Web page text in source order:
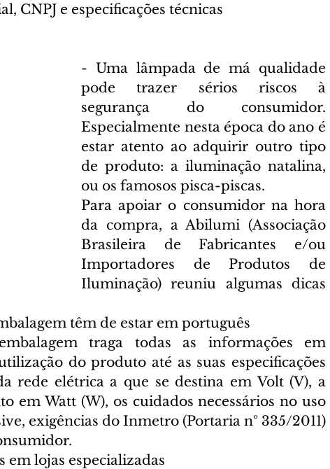
CNPJ e especificações técnicas
- Uma lâmpada de má qualidade
pode trazer sérios riscos à
segurança do consumidor.
Especialmente nesta época do ano é
estar atento ao adquirir outro tipo
de produto: a iluminação natalina,
ou os famosos pisca-piscas.
Para apoiar o consumidor na hora
da compra, a Abilumi (Associação
Brasileira de Fabricantes e/ou
Importadores de Produtos de
Iluminação) reuniu algumas dicas
têm de estar em português
traga todas as informações em
do produto até as suas especificações
rede elétrica a que se destina em Volt (V), a
em Watt (W), os cuidados necessários no uso
exigências do Inmetro (Portaria nº 335/2011)
lojas especializadas